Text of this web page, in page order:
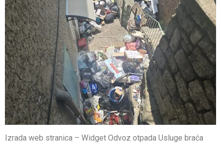
Izrada web stranica – Widget Odvoz otpada Usluge braća